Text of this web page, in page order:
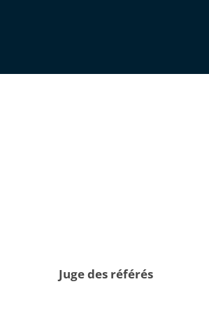
Juge des référés